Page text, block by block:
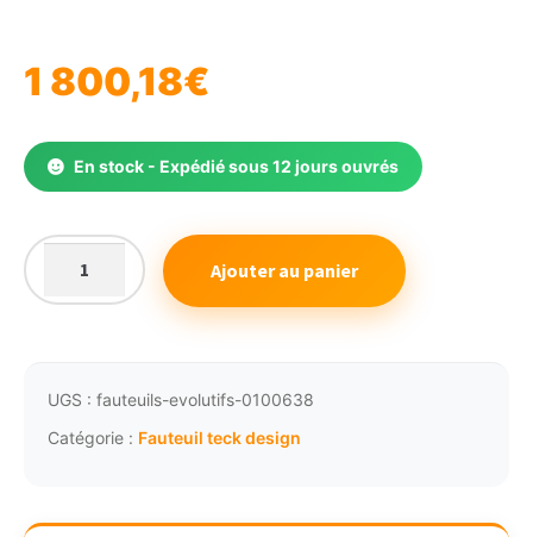
1 800,18€
En stock - Expédié sous 12 jours ouvrés
quantité
de
de
jardin
coussins
Ajouter au panier
UGS : fauteuils-evolutifs-0100638
Catégorie : Fauteuil teck design